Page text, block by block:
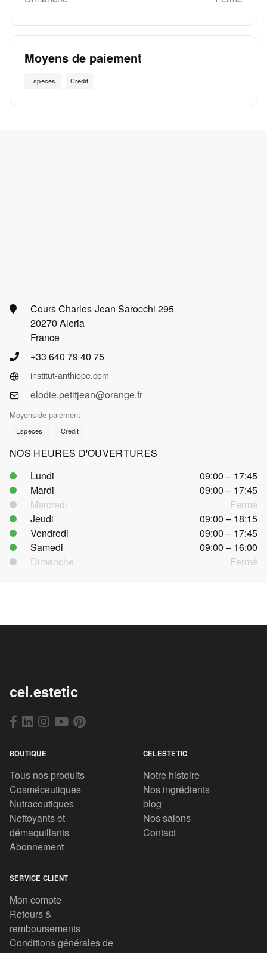
Moyens de paiement
Especes Credit
Cours Charles-Jean Sarocchi 295
20270 Aleria
France
+33 640 79 40 75
institut-anthiope.com
elodie.petitjean@orange.fr
Moyens de paiement
Especes Credit
NOS HEURES D'OUVERTURES
Lundi
09:00 – 17:45
Mardi
09:00 – 17:45
Mercredi
Fermé
Jeudi
09:00 – 18:15
Vendredi
09:00 – 17:45
Samedi
09:00 – 16:00
Dimanche
Fermé
cel.estetic
BOUTIQUE
Tous nos produits
Cosméceutiques
Nutraceutiques
Nettoyants et
démaquillants
Abonnement
CELESTETIC
Notre histoire
Nos ingrédients
blog
Nos salons
Contact
SERVICE CLIENT
Mon compte
Retours &
remboursements
Conditions générales de